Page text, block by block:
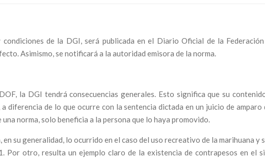
de la DGI, será publicada en el Diario Oficial de la
Asimismo, se notificará a la autoridad emisora de la norma.
la DGI tendrá consecuencias generales. Esto significa que su
diferencia de lo que ocurre con la sentencia dictada en un juicio de amparo
norma, solo beneficia a la persona que lo haya promovido.
su generalidad, lo ocurrido en el caso del uso recreativo de la marihuana y
Por otro, resulta un ejemplo claro de la existencia de contrapesos en el